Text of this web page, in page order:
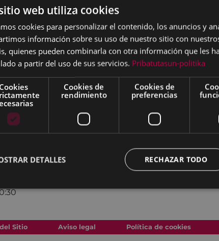
otra capa sobre otra capa.
que se repiten. Una búsqueda
Buscar encontrando o
las piedras, el viento, las
Una y otra vez. Tantas
Los
Pintar. Muchas veces,
leves movimientos, pequeños
su momento. Dar tiempo al
esta vez desde el estudio. Mirar
obras. Redescubrirlas.
nosotros y entre ellas.
seguir buscando. Seguir
Sitio Aviso legal Política de cookies
web utiliza cookies
cookies para personalizar el contenido, los anuncios y
información sobre su uso de nuestro sitio con
quienes pueden combinarla con otra información que les
a partir del uso de sus servicios. Pribatutasun-politika
Cookies
Cookies de
rendimiento
Cookies de
preferencias
RECHAZAR TODO
DETALLES